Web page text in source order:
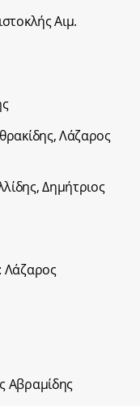
Αιμ.
Λάζαρος
Δημήτριος
Λάζαρος
Αβραμίδης